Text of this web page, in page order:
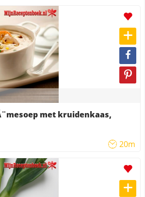
met kruidenkaas,
20m